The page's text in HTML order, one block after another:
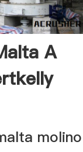
A
molino